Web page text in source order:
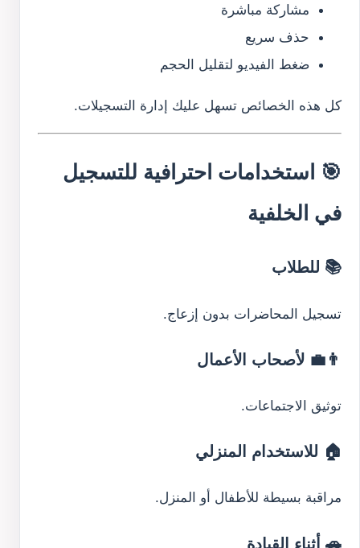
مشاركة مباشرة
حذف سريع
ضغط الفيديو لتقليل الحجم
كل هذه الخصائص تسهل عليك إدارة التسجيلات.
🎯 استخدامات احترافية للتسجيل
في الخلفية
📚 للطلاب
تسجيل المحاضرات بدون إزعاج.
👨‍💼 لأصحاب الأعمال
توثيق الاجتماعات.
🏠 للاستخدام المنزلي
مراقبة بسيطة للأطفال أو المنزل.
🚗 أثناء القيادة